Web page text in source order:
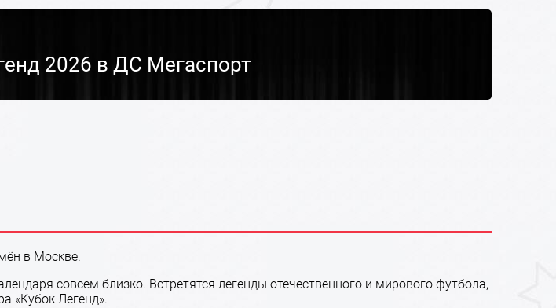
2026 в ДС Мегаспорт
в Москве.
совсем близко. Встретятся легенды отечественного и мирового футбола,
«Кубок Легенд».